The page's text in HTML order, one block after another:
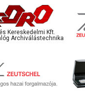
Kereskedelmi Kft.
Archiválástechnika